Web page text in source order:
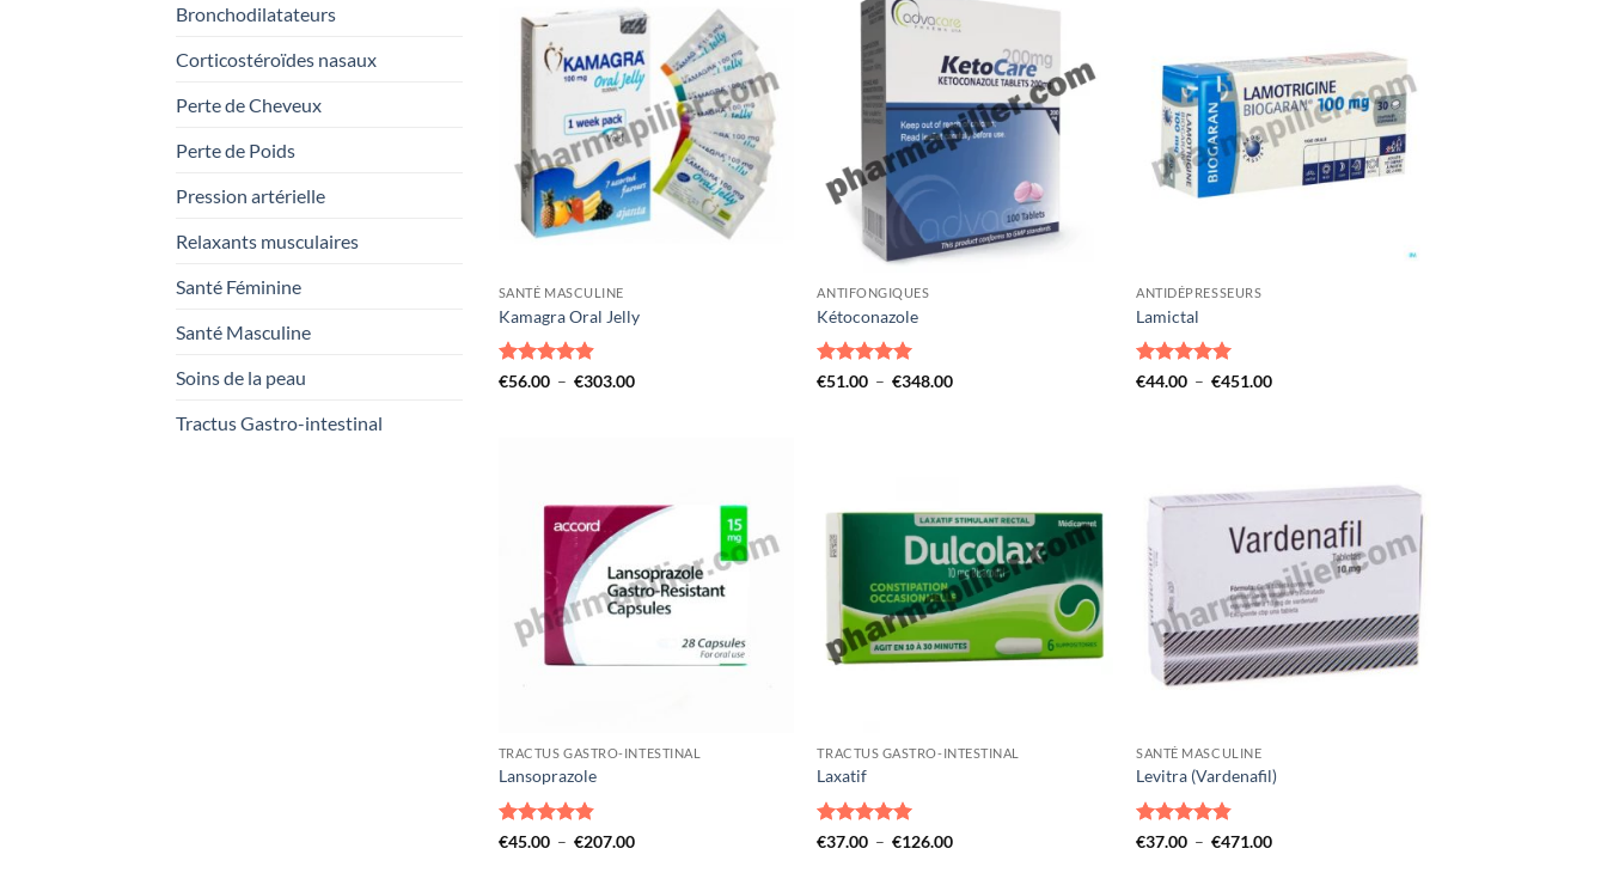
Bronchodilatateurs
Corticostéroïdes nasaux
Perte de Cheveux
Perte de Poids
Pression artérielle
Relaxants musculaires
Santé Féminine
Santé Masculine
Soins de la peau
Tractus Gastro-intestinal
SANTÉ MASCULINE
Kamagra Oral Jelly
Note4.88
€56.00 – €303.00Plage
ANTIFONGIQUES
Kétoconazole
Note5 sur
€51.00 – €348.00Plage
ANTIDÉPRESSEURS
Lamictal
Note4.93
€44.00 – €451.00Plage
TRACTUS GASTRO-INTESTINAL
Lansoprazole
Note4.85
€45.00 – €207.00Plage
TRACTUS GASTRO-INTESTINAL
Laxatif
Note5 sur
€37.00 – €126.00Plage
SANTÉ MASCULINE
Levitra (Vardenafil)
Note4.82
€37.00 – €471.00Plage